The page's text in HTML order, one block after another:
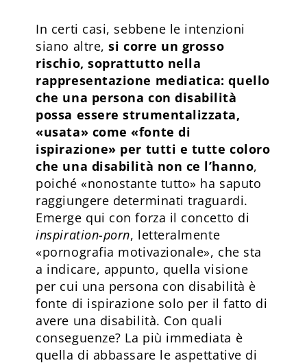
In certi casi, sebbene le intenzioni
siano altre,si corre un grosso
rischio, soprattutto nella
rappresentazione mediatica: quello
che una persona con disabilità
possa essere strumentalizzata,
«usata» come «fonte di
ispirazione» per tutti e tutte coloro
che una disabilità non ce l’hanno,
poiché «nonostante tutto» ha saputo
raggiungere determinati traguardi.
Emerge qui con forza il concetto di
inspiration-porn, letteralmente
«pornografia motivazionale», che sta
a indicare, appunto, quella visione
per cui una persona con disabilità è
fonte di ispirazione solo per il fatto di
avere una disabilità. Con quali
conseguenze? La più immediata è
quella di abbassare le aspettative di